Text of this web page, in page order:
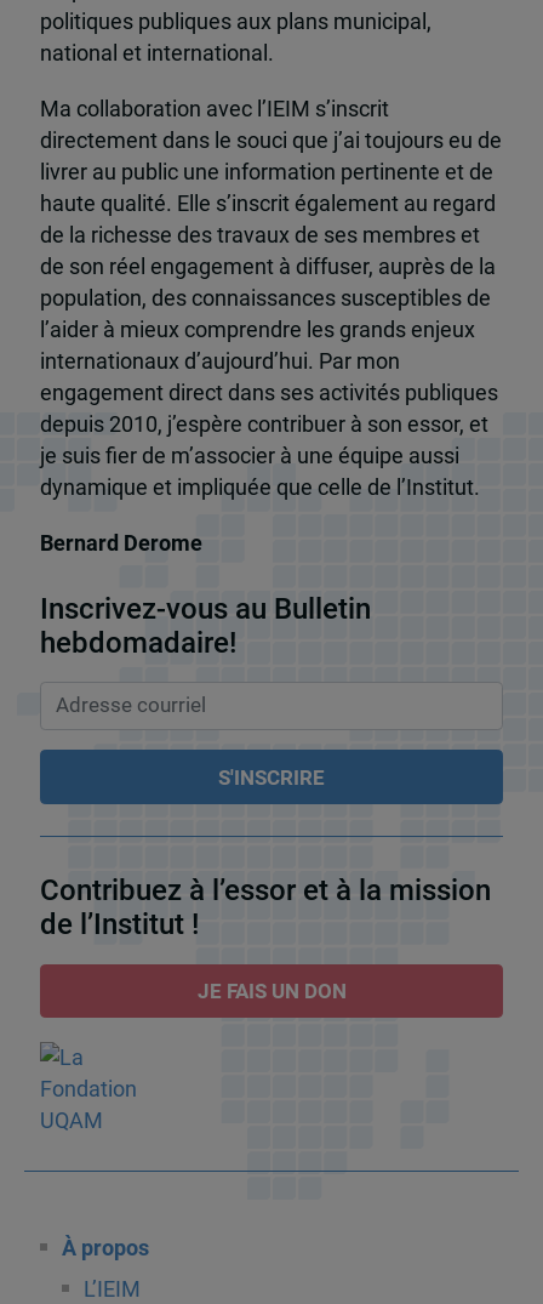
politiques publiques aux plans municipal,
national et international.
Ma collaboration avec l’IEIM s’inscrit
directement dans le souci que j’ai toujours eu de
livrer au public une information pertinente et de
haute qualité. Elle s’inscrit également au regard
de la richesse des travaux de ses membres et
de son réel engagement à diffuser, auprès de la
population, des connaissances susceptibles de
l’aider à mieux comprendre les grands enjeux
internationaux d’aujourd’hui. Par mon
engagement direct dans ses activités publiques
depuis 2010, j’espère contribuer à son essor, et
je suis fier de m’associer à une équipe aussi
dynamique et impliquée que celle de l’Institut.
Bernard Derome
Inscrivez-vous au Bulletin
hebdomadaire!
Contribuez à l’essor et à la mission
de l’Institut !
JE FAIS UN DON
À propos
L’IEIM